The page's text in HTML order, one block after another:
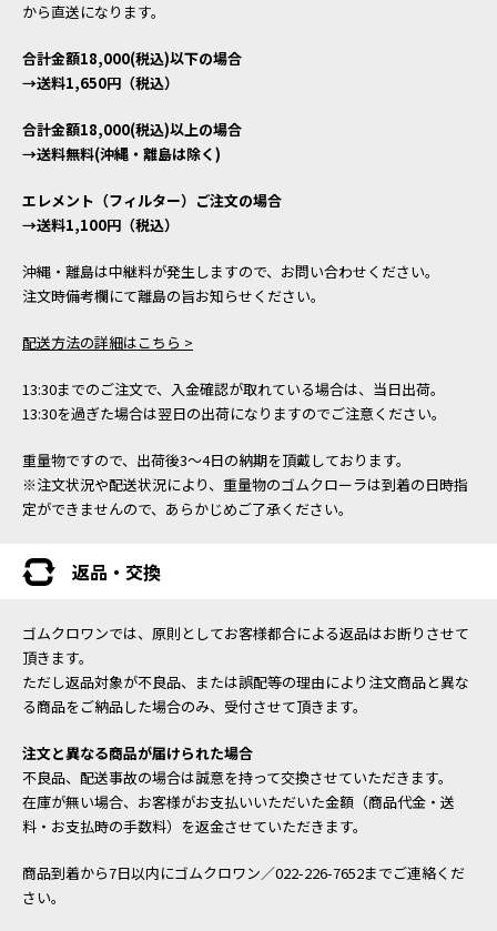
から直送になります。
合計金額18,000(税込)以下の場合
→送料1,650円（税込）
合計金額18,000(税込)以上の場合
→送料無料(沖縄・離島は除く)
エレメント（フィルター）ご注文の場合
→送料1,100円（税込）
沖縄・離島は中継料が発生しますので、お問い合わせください。
注文時備考欄にて離島の旨お知らせください。
配送方法の詳細はこちら >
13:30までのご注文で、入金確認が取れている場合は、当日出荷。
13:30を過ぎた場合は翌日の出荷になりますのでご注意ください。
重量物ですので、出荷後3～4日の納期を頂戴しております。
※注文状況や配送状況により、重量物のゴムクローラは到着の日時指
定ができませんので、あらかじめご了承ください。
返品・交換
ゴムクロワンでは、原則としてお客様都合による返品はお断りさせて
頂きます。
ただし返品対象が不良品、または誤配等の理由により注文商品と異な
る商品をご納品した場合のみ、受付させて頂きます。
注文と異なる商品が届けられた場合
不良品、配送事故の場合は誠意を持って交換させていただきます。
在庫が無い場合、お客様がお支払いいただいた金額（商品代金・送
料・お支払時の手数料）を返金させていただきます。
商品到着から7日以内にゴムクロワン／022-226-7652までご連絡くだ
さい。